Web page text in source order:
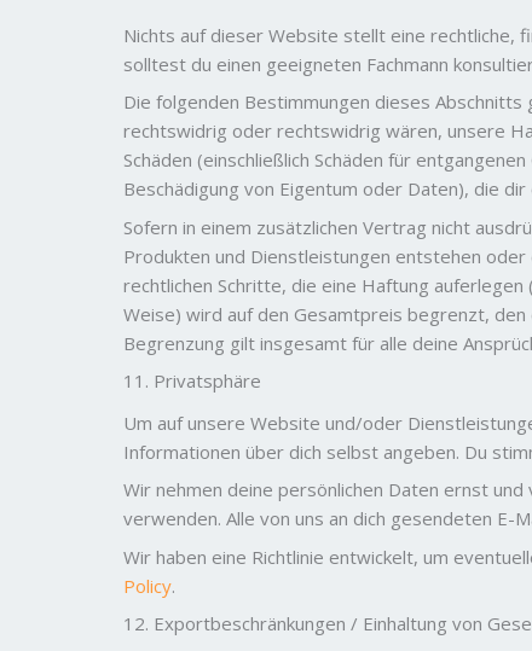
Nichts auf dieser Website stellt eine rechtliche,
solltest du einen geeigneten Fachmann
Die folgenden Bestimmungen dieses
rechtswidrig oder rechtswidrig wären, unsere
Schäden (einschließlich Schäden für
Beschädigung von Eigentum oder Daten), die
Sofern in einem zusätzlichen Vertrag nicht
Produkten und Dienstleistungen entstehen
rechtlichen Schritte, die eine Haftung
Weise) wird auf den Gesamtpreis begrenzt,
Begrenzung gilt insgesamt für alle deine
11. Privatsphäre
Um auf unsere Website und/oder
Informationen über dich selbst angeben. Du
Wir nehmen deine persönlichen Daten ernst
verwenden. Alle von uns an dich gesendeten
Wir haben eine Richtlinie entwickelt, um
Policy.
12. Exportbeschränkungen / Einhaltung von